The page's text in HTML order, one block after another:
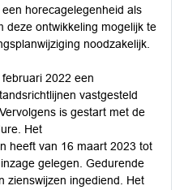
horecagelegenheid als
deze ontwikkeling mogelijk te
noodzakelijk.
2022 een
vastgesteld
is gestart met de
Het
heeft van 16 maart 2023 tot
gelegen. Gedurende
zienswijzen ingediend. Het